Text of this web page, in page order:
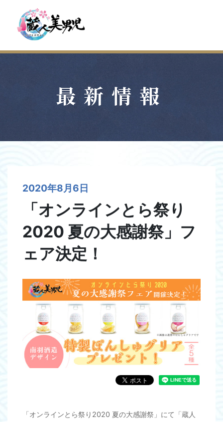
最新情報
2020年8月6日
「オンラインとら祭り
2020 夏の大感謝祭」フ
ェア決定！
「オンラインとら祭り2020 夏の大感謝祭」にて「蔵人